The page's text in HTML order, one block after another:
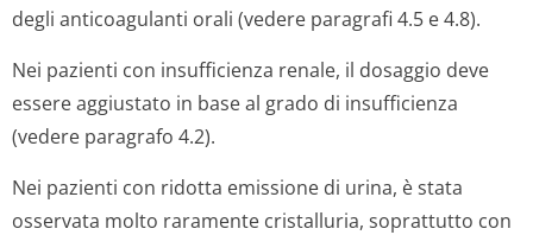
degli anticoagulanti orali (vedere paragrafi 4.5 e 4.8).
Nei pazienti con insufficienza renale, il dosaggio deve
essere aggiustato in base al grado di insufficienza
(vedere paragrafo 4.2).
Nei pazienti con ridotta emissione di urina, è stata
osservata molto raramente cristalluria, soprattutto con